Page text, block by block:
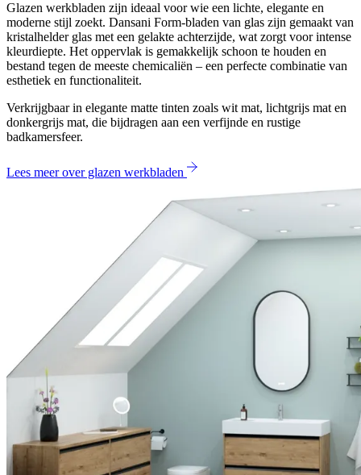
Glazen werkbladen zijn ideaal voor wie een lichte, elegante en
moderne stijl zoekt. Dansani Form-bladen van glas zijn gemaakt van
kristalhelder glas met een gelakte achterzijde, wat zorgt voor intense
kleurdiepte. Het oppervlak is gemakkelijk schoon te houden en
bestand tegen de meeste chemicaliën – een perfecte combinatie van
esthetiek en functionaliteit.
Verkrijgbaar in elegante matte tinten zoals wit mat, lichtgrijs mat en
donkergrijs mat, die bijdragen aan een verfijnde en rustige
badkamersfeer.
Lees meer over glazen werkbladen